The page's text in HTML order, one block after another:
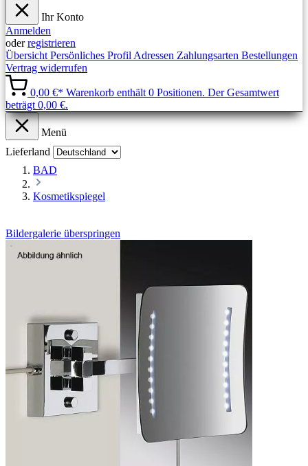
Ihr Konto
Anmelden
oderregistrieren
Übersicht Persönliches Profil Adressen Zahlungsarten Bestellungen
Vertrag widerrufen
0,00 €* Warenkorb enthält 0 Positionen. Der Gesamtwert
beträgt 0,00 €.
Menü
Lieferland
BAD
Kosmetikspiegel
Bildergalerie überspringen